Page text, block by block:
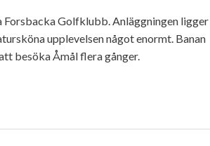
Forsbacka Golfklubb. Anläggningen ligger
upplevelsen något enormt. Banan
besöka Åmål flera gånger.